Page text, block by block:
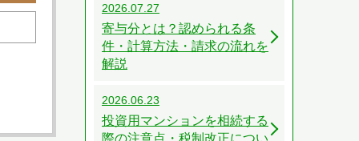
2026.07.27
寄与分とは？認められる条
件・計算方法・請求の流れを
解説
2026.06.23
投資用マンションを相続する
際の注意点・税制改正につい